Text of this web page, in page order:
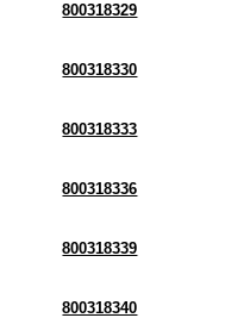
800318329
800318330
800318333
800318336
800318339
800318340